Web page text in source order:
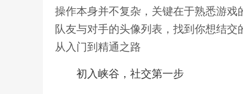
操作本身并不复杂，关键在于熟悉游
队友与对手的头像列表，找到你想结
从入门到精通之路
初入峡谷，社交第一步